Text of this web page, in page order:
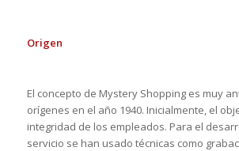
Origen
El concepto de Mystery Shopping es muy
orígenes en el año 1940. Inicialmente, el
integridad de los empleados. Para el
servicio se han usado técnicas como